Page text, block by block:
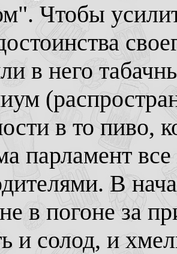
Чтобы
в него
в то пиво,
парламент
В
в погоне за
и солод, и